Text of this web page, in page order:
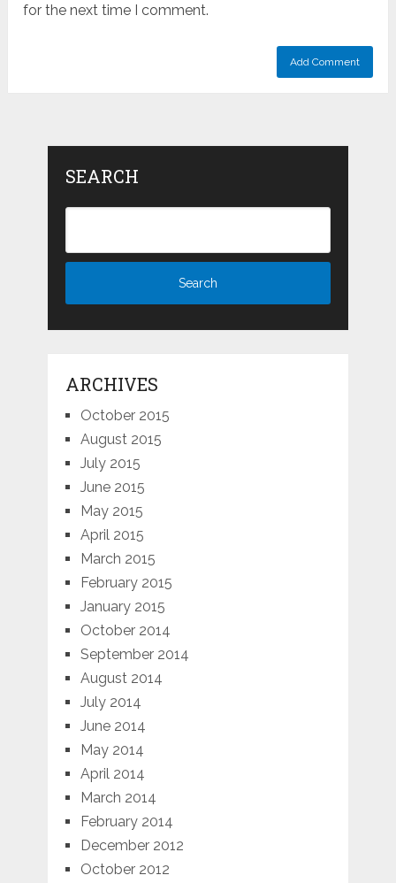
for the next time I comment.
SEARCH
ARCHIVES
October 2015
August 2015
July 2015
June 2015
May 2015
April 2015
March 2015
February 2015
January 2015
October 2014
September 2014
August 2014
July 2014
June 2014
May 2014
April 2014
March 2014
February 2014
December 2012
October 2012